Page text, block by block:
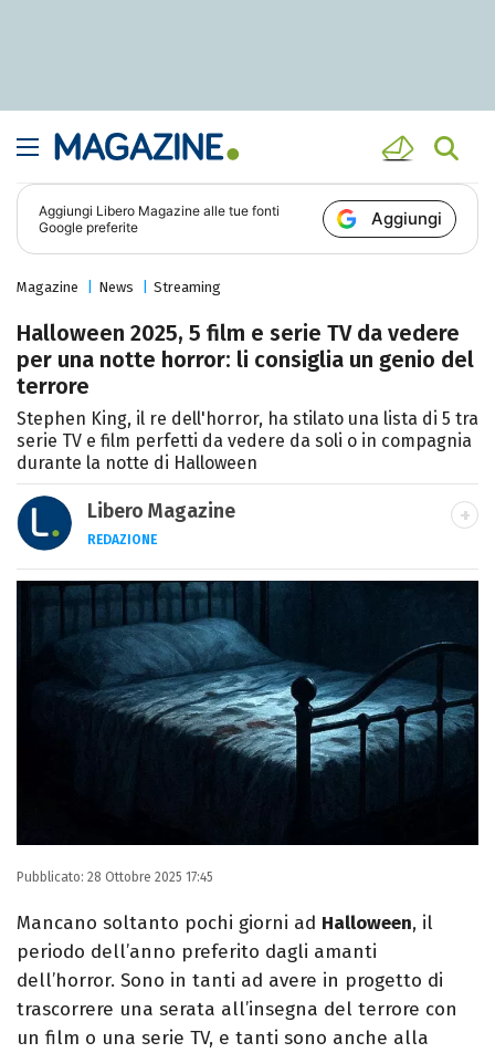
Aggiungi Libero Magazine alle tue fonti
Google preferite
Aggiungi
Magazine News Streaming
Halloween 2025, 5 film e serie TV da vedere
per una notte horror: li consiglia un genio del
terrore
Stephen King, il re dell'horror, ha stilato una lista di 5 tra
serie TV e film perfetti da vedere da soli o in compagnia
durante la notte di Halloween
Libero Magazine
REDAZIONE
E-MAIL
INSTAGRAM FACEBOOK
Libero Magazine è il canale del portale
Libero.it dedicato al mondo della
televisione, dello spettacolo e del gossip.
Pubblicato: 28 Ottobre 2025 17:45
Mancano soltanto pochi giorni ad Halloween, il
periodo dell’anno preferito dagli amanti
dell’horror. Sono in tanti ad avere in progetto di
trascorrere una serata all’insegna del terrore con
un film o una serie TV, e tanti sono anche alla